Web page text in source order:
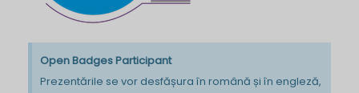
Open Badges Participant
Prezentările se vor desfășura în română și în engleză,